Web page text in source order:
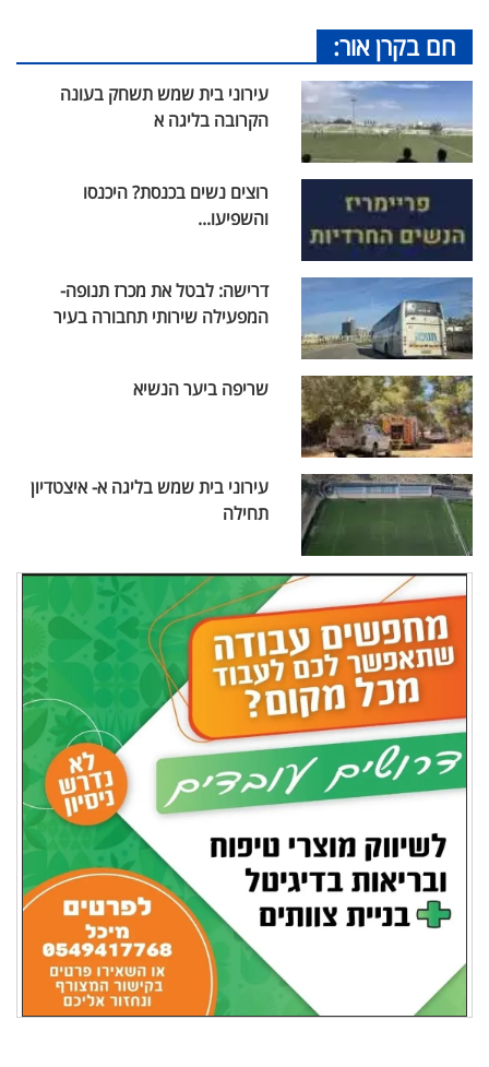
חם בקרן אור:
עירוני בית שמש תשחק בעונה
הקרובה בליגה א
רוצים נשים בכנסת? היכנסו
והשפיעו...
דרישה: לבטל את מכרז תנופה-
המפעילה שירותי תחבורה בעיר
שריפה ביער הנשיא
עירוני בית שמש בליגה א- איצטדיון
תחילה